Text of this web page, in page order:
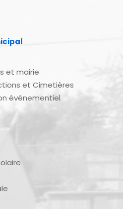
et mairie
et Cimetières
événementiel